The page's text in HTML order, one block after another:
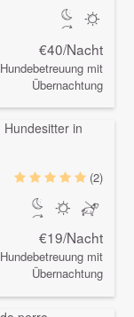
€40/Nacht
Hundebetreuung mit
Übernachtung
(2)
€19/Nacht
Hundebetreuung mit
Übernachtung